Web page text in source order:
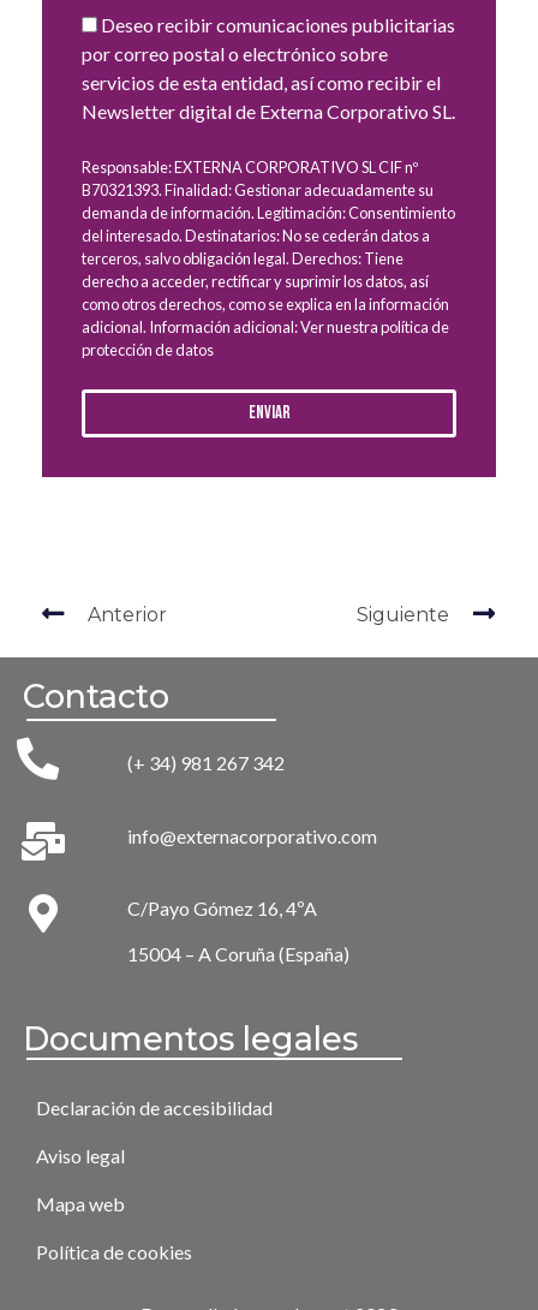
Deseo recibir comunicaciones publicitarias
por correo postal o electrónico sobre
servicios de esta entidad, así como recibir el
Newsletter digital de Externa Corporativo SL.
Responsable: EXTERNA CORPORATIVO SL CIF nº
B70321393. Finalidad: Gestionar adecuadamente su
demanda de información. Legitimación: Consentimiento
del interesado. Destinatarios: No se cederán datos a
terceros, salvo obligación legal. Derechos: Tiene
derecho a acceder, rectificar y suprimir los datos, así
como otros derechos, como se explica en la información
adicional. Información adicional: Ver nuestra política de
protección de datos
Enviar
Anterior Siguiente
Contacto
(+ 34) 981 267 342
info@externacorporativo.com
C/Payo Gómez 16, 4ºA
15004 – A Coruña (España)
Documentos legales
Declaración de accesibilidad
Aviso legal
Mapa web
Política de cookies